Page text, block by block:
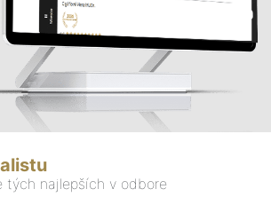
tých najlepších v odbore